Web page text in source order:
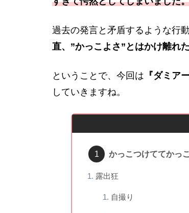
過去の発言と矛盾するような行
直、”かっこよさ”とはかけ離れ
ということで、今回は 『ダミア
していきますね。
かっこつけててかっ
露出狂
自撮り